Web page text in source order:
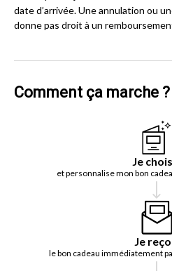
date d’arrivée. Une annulation ou
donne pas droit à un
Comment ça marche ?
Je
et personnalise mon bon
Je
le bon cadeau immédiatement